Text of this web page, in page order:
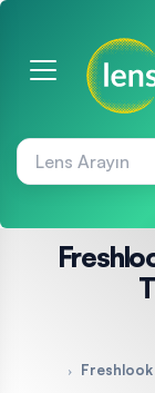
Freshlook